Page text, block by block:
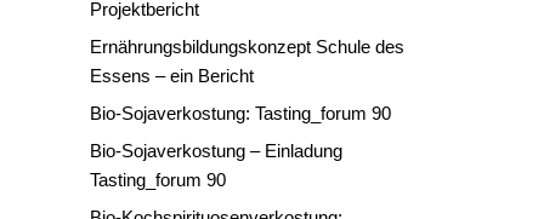
Projektbericht
Ernährungsbildungskonzept Schule des
Essens – ein Bericht
Bio-Sojaverkostung: Tasting_forum 90
Bio-Sojaverkostung – Einladung
Tasting_forum 90